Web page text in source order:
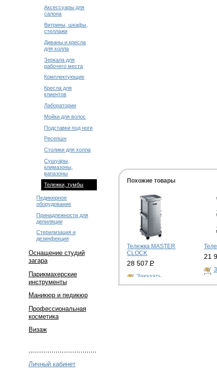
Аксессуары для
салона
Витрины, шкафы,
стеллажи
Диваны и кресла
для холла
Зеркала для
рабочего места
Комплектующие
Кресла для
клиентов
Лаборатории
Мойки для волос
Подставки под ноги
Ресепшн
Столики для холла
Сушуары,
климазоны,
вапазоны
Тележки, тумбы
Педикюрное
оборудование
Принадлежности для
депиляции
Стерилизация и
дезинфекция
Оснащение студий
загара
Парикмахерские
инструменты
Маникюр и педикюр
Профессиональная
косметика
Визаж
Личный кабинет
Похожие товары
Тележка MASTER
CLOCK
28 507 Р
Заказать
21